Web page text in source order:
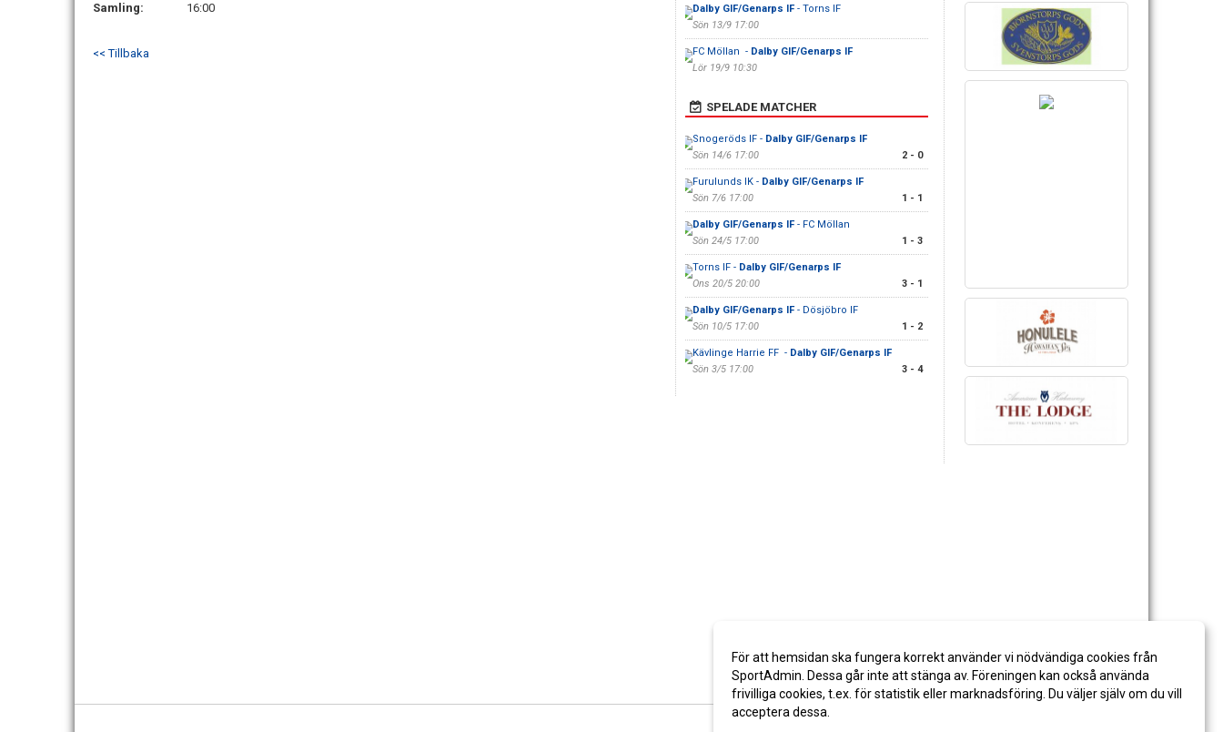
Samling:
16:00
<< Tillbaka
Dalby GIF/Genarps IF- Torns IF
Sön 13/9 17:00
FC Möllan - Dalby GIF/Genarps IF
Lör 19/9 10:30
SPELADE MATCHER
Snogeröds IF - Dalby GIF/Genarps IF
Sön 14/6 17:00
2 - 0
Furulunds IK - Dalby GIF/Genarps IF
Sön 7/6 17:00
1 - 1
Dalby GIF/Genarps IF- FC Möllan
Sön 24/5 17:00
1 - 3
Torns IF - Dalby GIF/Genarps IF
Ons 20/5 20:00
3 - 1
Dalby GIF/Genarps IF- Dösjöbro IF
Sön 10/5 17:00
1 - 2
Kävlinge Harrie FF - Dalby GIF/Genarps IF
Sön 3/5 17:00
3 - 4
För att hemsidan ska fungera korrekt använder vi nödvändiga cookies från
SportAdmin. Dessa går inte att stänga av. Föreningen kan också använda
frivilliga cookies, t.ex. för statistik eller marknadsföring. Du väljer själv om du vill
acceptera dessa.